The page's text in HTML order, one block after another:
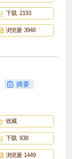
下载 2193
浏览量 3948
摘要
收藏
下载 938
浏览量 1449